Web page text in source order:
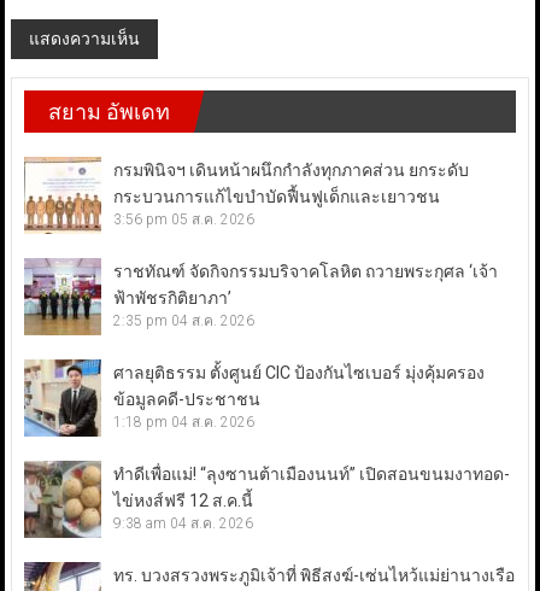
สยาม อัพเดท
กรมพินิจฯ เดินหน้าผนึกกำลังทุกภาคส่วน ยกระดับ
กระบวนการแก้ไขบำบัดฟื้นฟูเด็กและเยาวชน
3:56 pm 05 ส.ค. 2026
ราชทัณฑ์ จัดกิจกรรมบริจาคโลหิต ถวายพระกุศล ‘เจ้า
ฟ้าพัชรกิติยาภา’
2:35 pm 04 ส.ค. 2026
ศาลยุติธรรม ตั้งศูนย์ CIC ป้องกันไซเบอร์ มุ่งคุ้มครอง
ข้อมูลคดี-ประชาชน
1:18 pm 04 ส.ค. 2026
ทำดีเพื่อแม่! “ลุงซานต้าเมืองนนท์” เปิดสอนขนมงาทอด-
ไข่หงส์ฟรี 12 ส.ค.นี้
9:38 am 04 ส.ค. 2026
ทร. บวงสรวงพระภูมิเจ้าที่ พิธีสงฆ์-เซ่นไหว้แม่ย่านางเรือ